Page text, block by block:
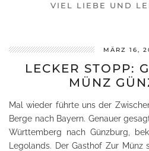
VIEL LIEBE UND
MÄRZ 16,
LECKER STOPP:
MÜNZ
Mal wieder führte uns der
Berge nach Bayern. Genauer
Württemberg nach Günzburg,
Legolands. Der Gasthof Zur